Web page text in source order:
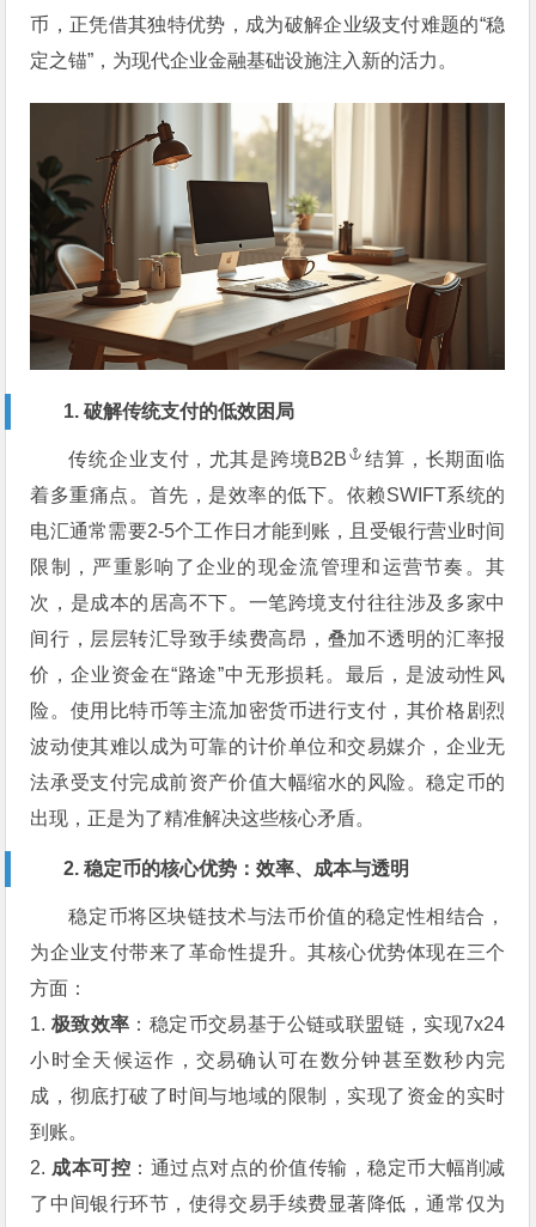
币，正凭借其独特优势，成为破解企业级支付难题的“稳
定之锚”，为现代企业金融基础设施注入新的活力。
1. 破解传统支付的低效困局
传统企业支付，尤其是跨境B2B
结算，长期面临
着多重痛点。首先，是效率的低下。依赖SWIFT系统的
电汇通常需要2-5个工作日才能到账，且受银行营业时间
限制，严重影响了企业的现金流管理和运营节奏。其
次，是成本的居高不下。一笔跨境支付往往涉及多家中
间行，层层转汇导致手续费高昂，叠加不透明的汇率报
价，企业资金在“路途”中无形损耗。最后，是波动性风
险。使用比特币等主流加密货币进行支付，其价格剧烈
波动使其难以成为可靠的计价单位和交易媒介，企业无
法承受支付完成前资产价值大幅缩水的风险。稳定币的
出现，正是为了精准解决这些核心矛盾。
2. 稳定币的核心优势：效率、成本与透明
稳定币将区块链技术与法币价值的稳定性相结合，
为企业支付带来了革命性提升。其核心优势体现在三个
方面：
1. 极致效率 ：稳定币交易基于公链或联盟链，实现7x24
小时全天候运作，交易确认可在数分钟甚至数秒内完
成，彻底打破了时间与地域的限制，实现了资金的实时
到账。
2. 成本可控 ：通过点对点的价值传输，稳定币大幅削减
了中间银行环节，使得交易手续费显著降低，通常仅为